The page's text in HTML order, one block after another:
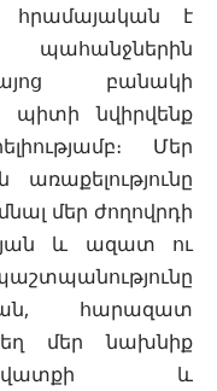
հրամայական է
բանակի
պիտի նվիրվենք
Մեր
մեր ժողովրդի
և ազատ ու
հարազատ
մեր նախնիք
և